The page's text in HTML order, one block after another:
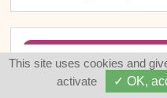
This site uses cookies and
activate
✓ OK,